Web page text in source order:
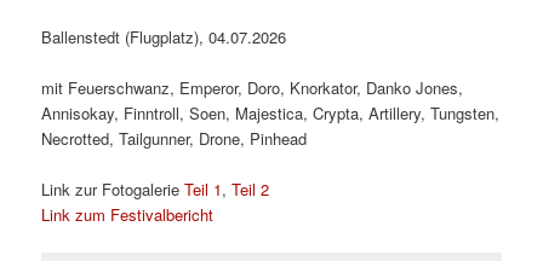
Ballenstedt (Flugplatz), 04.07.2026
mit Feuerschwanz, Emperor, Doro, Knorkator, Danko Jones,
Annisokay, Finntroll, Soen, Majestica, Crypta, Artillery, Tungsten,
Necrotted, Tailgunner, Drone, Pinhead
Link zur FotogalerieTeil 1,Teil 2
Link zum Festivalbericht